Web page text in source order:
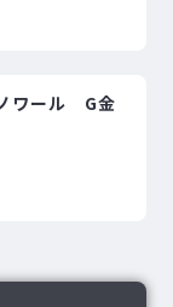
ワール G金